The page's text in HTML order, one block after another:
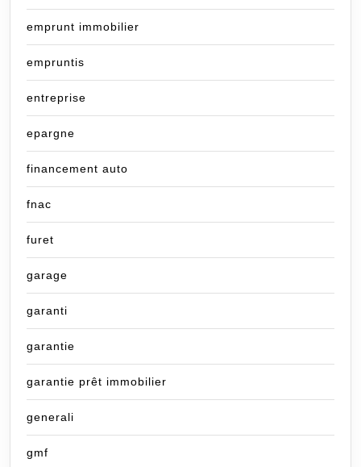
emprunt immobilier
empruntis
entreprise
epargne
financement auto
fnac
furet
garage
garanti
garantie
garantie prêt immobilier
generali
gmf